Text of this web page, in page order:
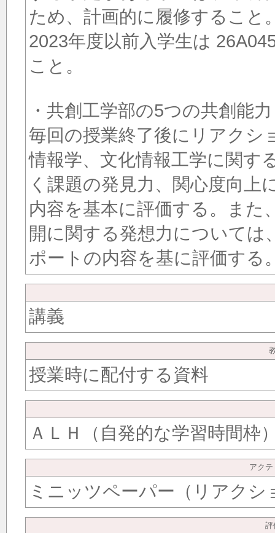
ため、計画的に履修すること
2023年度以前入学生は
こと。
・共創工学部の5つの共創
毎回の授業終了後にリアクシ
情報学、文化情報工学に関す
く課題の発見力、関心度向
内容を基本に評価する。また
開に関する発想力について
ポートの内容を基に評価する
講義
授業時に配付する資料
ＡＬＨ（自発的な学習時間枠
アク
ミニッツペーパー（リアクシ
評